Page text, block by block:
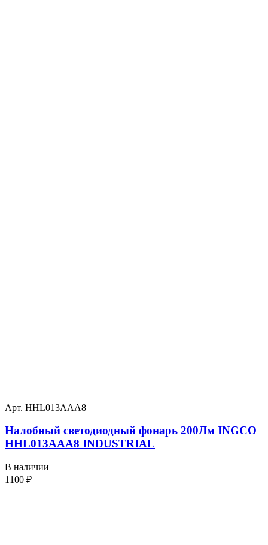
Арт. HHL013AAA8
Налобный светодиодный фонарь 200Лм INGCO
HHL013AAA8 INDUSTRIAL
В наличии
1100 ₽